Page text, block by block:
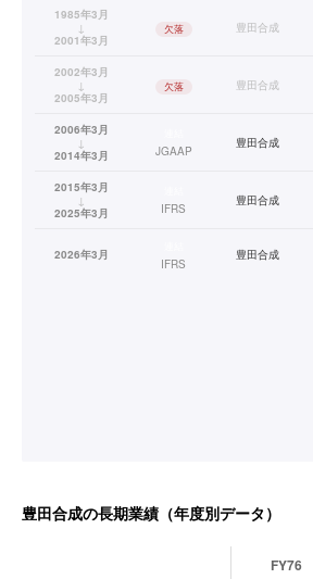
1985年3月
↓
2001年3月
欠落 豊田合成
2002年3月
↓
2005年3月
欠落 豊田合成
2006年3月
↓
2014年3月
JGAAP
豊田合成
2015年3月
↓
2025年3月
IFRS
豊田合成
2026年3月
IFRS
豊田合成
豊田合成の長期業績（年度別データ）
FY76